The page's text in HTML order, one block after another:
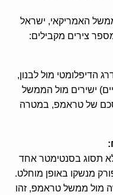
האמריקאי, ישראל
צירים מקבילים:
הדיפלומטי מול לבנון,
ישירים מול הממשל
של טראמפ, במטרה
תסוג בסנטימטר אחד
מנשקו באופן מוחלט.
מול ממשל טראמפ, זהו